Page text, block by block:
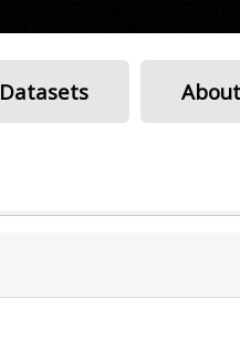
Datasets About